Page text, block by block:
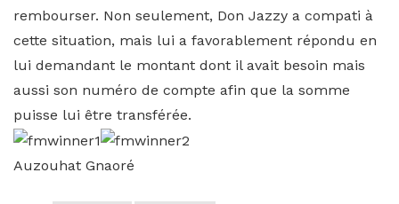
rembourser. Non seulement, Don Jazzy a compati à
cette situation, mais lui a favorablement répondu en
lui demandant le montant dont il avait besoin mais
aussi son numéro de compte afin que la somme
puisse lui être transférée.
Auzouhat Gnaoré